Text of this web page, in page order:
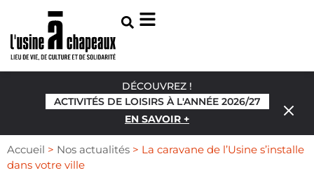
DÉCOUVREZ !
ACTIVITÉS DE LOISIRS À L'ANNÉE 2026/27
EN SAVOIR +
Accueil > Nos actualités > La caravane de l’Usine s’installe
dans votre ville